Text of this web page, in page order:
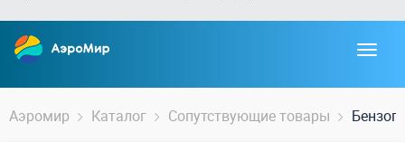
Аэромир Каталог Сопутствующие товары